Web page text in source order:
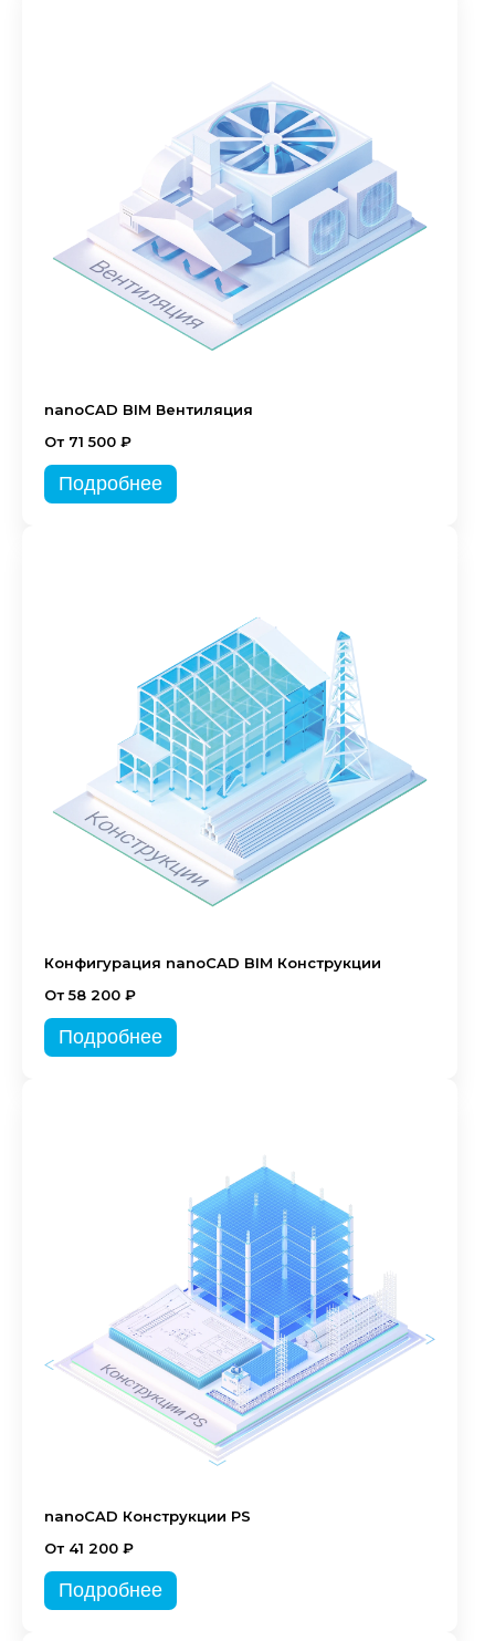
nanoCAD BIM Вентиляция
От 71 500 ₽
Подробнее
Конфигурация nanoCAD BIM Конструкции
От 58 200 ₽
Подробнее
nanoCAD Конструкции PS
От 41 200 ₽
Подробнее